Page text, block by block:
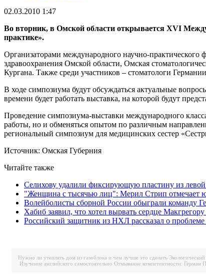
02.03.2010 1:47
Во вторник, в Омской области открывается XVI
практике».
Организаторами международного научно-практического
здравоохранения Омской области, Омская
Кургана. Также среди участников – стоматологи
В ходе симпозиума будут обсуждаться актуальные
времени будет работать выставка, на которой будут
Проведение симпозиума-выставки международного
работы, но и обменяться опытом по различным
региональный симпозиум для медицинских сестер
Источник: Омская Губерния
Читайте также
Селихову удалили фиксирующую пластину из
"Женщина с тысячью лиц": Мерил Стрип отмечает
Волейболисты сборной России обыграли команду
Хабиб заявил, что хотел вырвать сердце
Российский защитник из НХЛ рассказал о проблеме
Нужно ли утеплять дом из газоблока и чем лучше это сделать
Изучение английского самостоятельно Отмывание компетентности: Герман